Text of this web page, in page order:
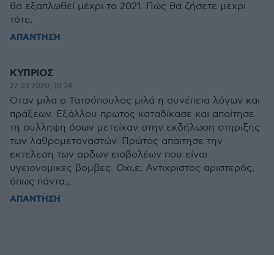
θα εξαπλωθεί μέχρι το 2021. Πώς θα ζήσετε μεχρι
τότε;
ΑΠΑΝΤΗΣΗ
ΚΥΠΡΙΟΣ
22.03.2020, 10:34
Όταν μιλα ο Τατσόπουλος μιλά η συνέπεια λόγων και
πράξεων. Εξάλλου πρωτος καταδίκασε και απαίτησε
τη συλληψη όσων μετείχαν στην εκδήλωση στηριξης
των λαθρομεταναστών. Πρώτος απαιτησε την
εκτελεση των ορδων εισβολέων που είναι
υγειονομικες βομβες. Οχι,ε; Αντιχριστος αριστερός,
όπως πάντα.,.
ΑΠΑΝΤΗΣΗ